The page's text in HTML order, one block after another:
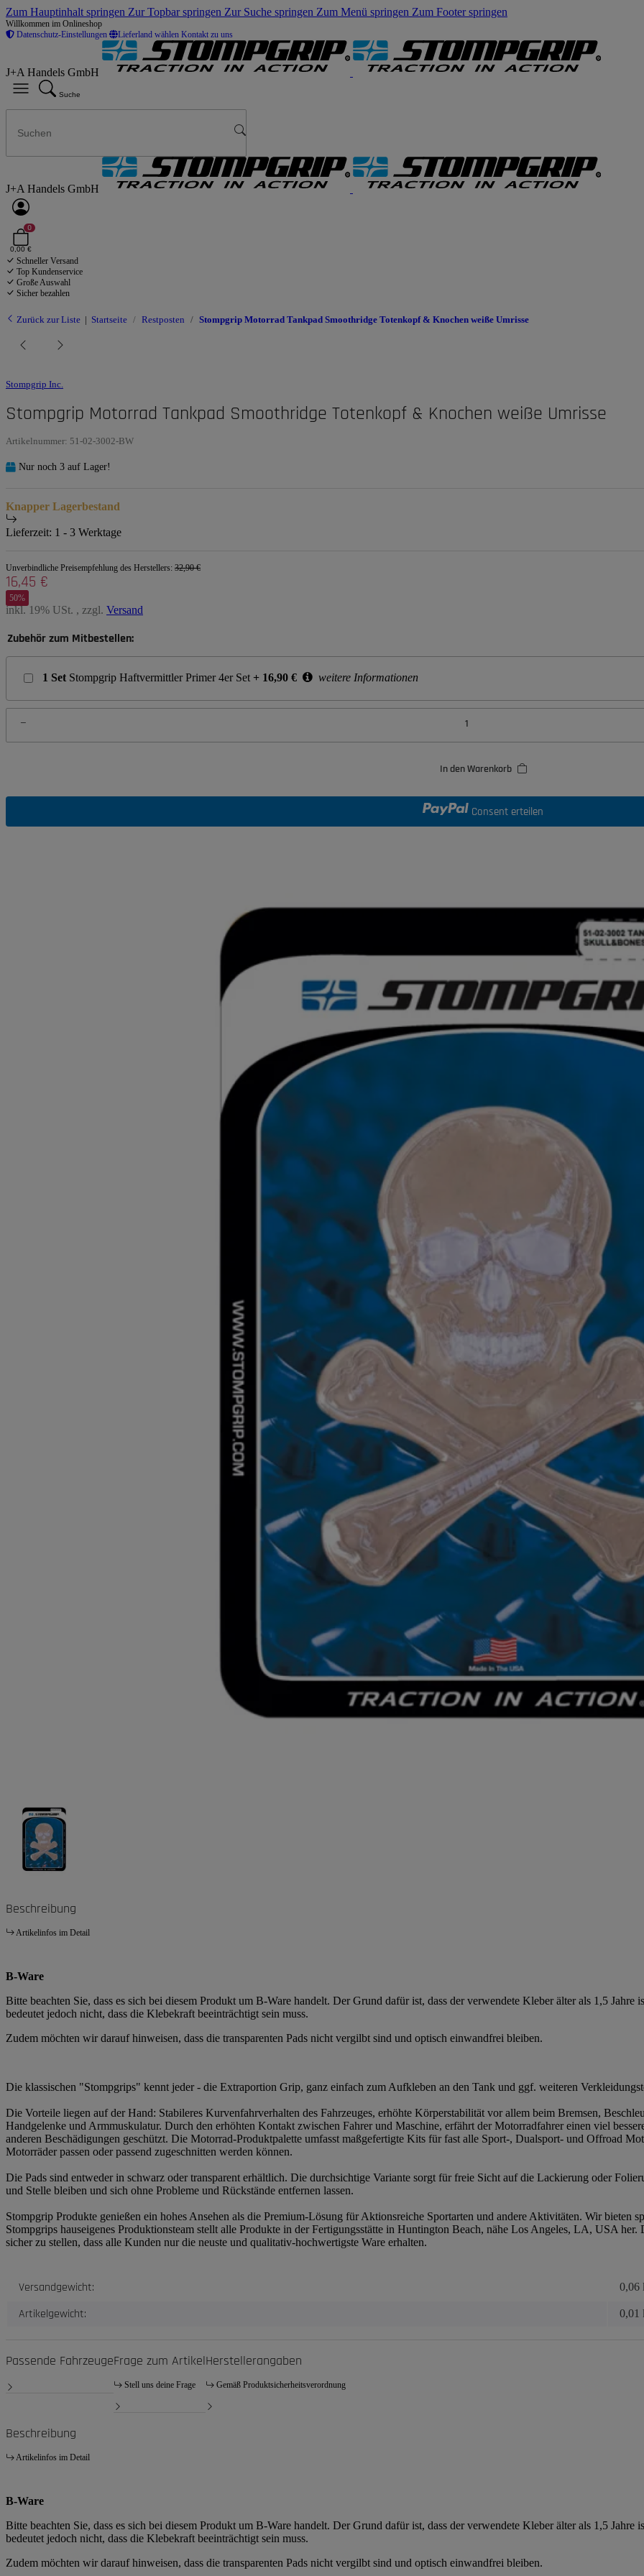
Zum Hauptinhalt springen Zur Topbar springen Zur Suche springen Zum Menü springen Zum Footer springen
Willkommen im Onlineshop
Datenschutz-Einstellungen
Lieferland wählen Kontakt zu uns
J+A Handels GmbH
Suche
J+A Handels GmbH
0
0,00 €
Schneller Versand
Top Kundenservice
Große Auswahl
Sicher bezahlen
Zurück zur Liste Startseite Restposten Stompgrip Motorrad Tankpad Smoothridge Totenkopf & Knochen weiße Umrisse
Stompgrip Inc.
Stompgrip Motorrad Tankpad Smoothridge Totenkopf & Knochen weiße Umrisse
Artikelnummer: 51-02-3002-BW
Nur noch 3 auf Lager!
Knapper Lagerbestand
Lieferzeit: 1 - 3 Werktage
Unverbindliche Preisempfehlung des Herstellers: 32,90 €
16,45 €
50%
inkl. 19% USt. , zzgl. Versand
Zubehör zum Mitbestellen:
1 Set Stompgrip Haftvermittler Primer 4er Set + 16,90 € weitere Informationen
In den Warenkorb
Consent erteilen
Beschreibung
Artikelinfos im Detail
B-Ware
Bitte beachten Sie, dass es sich bei diesem Produkt um B-Ware handelt. Der Grund dafür ist, dass der verwendete Kleber älter als 1,5
bedeutet jedoch nicht, dass die Klebekraft beeinträchtigt sein muss.
Zudem möchten wir darauf hinweisen, dass die transparenten Pads nicht vergilbt sind und optisch einwandfrei bleiben.
Die klassischen "Stompgrips" kennt jeder - die Extraportion Grip, ganz einfach zum Aufkleben an den Tank und ggf. weiteren
Die Vorteile liegen auf der Hand: Stabileres Kurvenfahrverhalten des Fahrzeuges, erhöhte Körperstabilität vor allem beim Bremsen,
Handgelenke und Armmuskulatur. Durch den erhöhten Kontakt zwischen Fahrer und Maschine, erfährt der Motorradfahrer einen viel
anderen Beschädigungen geschützt. Die Motorrad-Produktpalette umfasst maßgefertigte Kits für fast alle Sport-, Dualsport- und Offroad
Motorräder passen oder passend zugeschnitten werden können.
Die Pads sind entweder in schwarz oder transparent erhältlich. Die durchsichtige Variante sorgt für freie Sicht auf die Lackierung oder
und Stelle bleiben und sich ohne Probleme und Rückstände entfernen lassen.
Stompgrip Produkte genießen ein hohes Ansehen als die Premium-Lösung für Aktionsreiche Sportarten und andere Aktivitäten. Wir bieten
Stompgrips hauseigenes Produktionsteam stellt alle Produkte in der Fertigungsstätte in Huntington Beach, nähe Los Angeles, LA, USA
sicher zu stellen, dass alle Kunden nur die neuste und qualitativ-hochwertigste Ware erhalten.
Produkteigenschaft
Wert
Versandgewicht: 0,06
Artikelgewicht: 0,01
Passende FahrzeugeFrage zum Artikel
Stell uns deine Frage
Herstellerangaben
Gemäß Produktsicherheitsverordnung
Beschreibung
Artikelinfos im Detail
B-Ware
Bitte beachten Sie, dass es sich bei diesem Produkt um B-Ware handelt. Der Grund dafür ist, dass der verwendete Kleber älter als 1,5
bedeutet jedoch nicht, dass die Klebekraft beeinträchtigt sein muss.
Zudem möchten wir darauf hinweisen, dass die transparenten Pads nicht vergilbt sind und optisch einwandfrei bleiben.